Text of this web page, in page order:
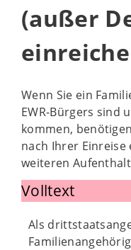
(außer
Wenn Sie ein
EWR-Bürgers sind
kommen,
nach Ihrer
weiteren
Volltext
Als